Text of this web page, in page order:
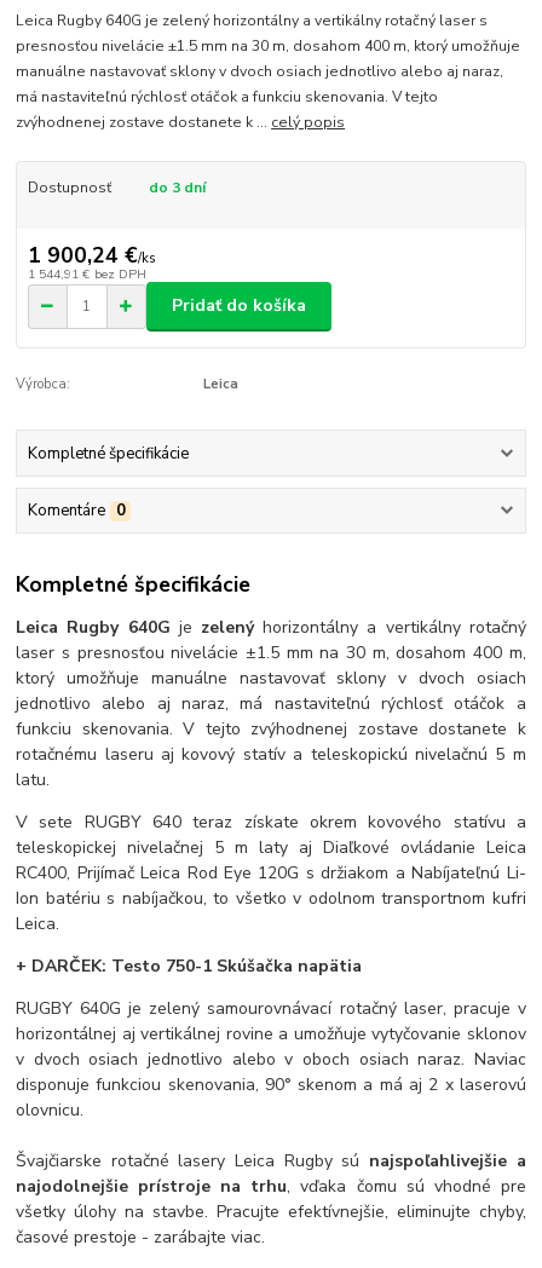
Leica Rugby 640G je zelený horizontálny a vertikálny rotačný laser s
presnosťou nivelácie ±1.5 mm na 30 m, dosahom 400 m, ktorý umožňuje
manuálne nastavovať sklony v dvoch osiach jednotlivo alebo aj naraz,
má nastaviteľnú rýchlosť otáčok a funkciu skenovania. V tejto
zvýhodnenej zostave dostanete k ... celý popis
Dostupnosť do 3 dní
1 900,24 €/ks
1 544,91 € bez DPH
Pridať do košíka
Výrobca: Leica
Kompletné špecifikácie
Komentáre 0
Kompletné špecifikácie
Leica Rugby 640G je zelenýhorizontálny a vertikálny rotačný
laser s presnosťou nivelácie ±1.5 mm na 30 m, dosahom 400 m,
ktorý umožňuje manuálne nastavovať sklony v dvoch osiach
jednotlivo alebo aj naraz, má nastaviteľnú rýchlosť otáčok a
funkciu skenovania. V tejto zvýhodnenej zostave dostanete k
rotačnému laseru aj kovový statív a teleskopickú nivelačnú 5 m
latu.
V sete RUGBY 640 teraz získate okrem kovového statívu a
teleskopickej nivelačnej 5 m laty aj Diaľkové ovládanie Leica
RC400, Prijímač Leica Rod Eye 120G s držiakom a Nabíjateľnú Li-
Ion batériu s nabíjačkou, to všetko v odolnom transportnom kufri
Leica.
+ DARČEK: Testo 750-1 Skúšačka napätia
RUGBY 640G je zelený samourovnávací rotačný laser, pracuje v
horizontálnej aj vertikálnej rovine a umožňuje vytyčovanie sklonov
v dvoch osiach jednotlivo alebo v oboch osiach naraz. Naviac
disponuje funkciou skenovania, 90° skenom a má aj 2 x laserovú
olovnicu.
Švajčiarske rotačné lasery Leica Rugby sú najspoľahlivejšie a
najodolnejšie prístroje na trhu, vďaka čomu sú vhodné pre
všetky úlohy na stavbe. Pracujte efektívnejšie, eliminujte chyby,
časové prestoje - zarábajte viac.